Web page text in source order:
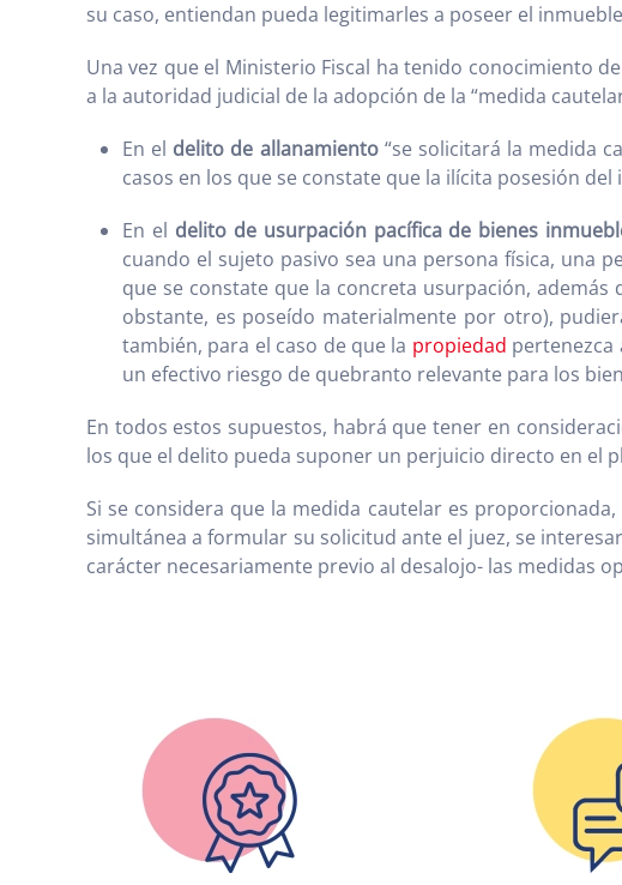
su caso, entiendan pueda legitimarles a poseer el
Una vez que el Ministerio Fiscal ha tenido conocimiento
a la autoridad judicial de la adopción de la “medida
En el delito de allanamiento“se solicitará la medida
casos en los que se constate que la ilícita posesión
En el delito de usurpación pacífica de bienes
cuando el sujeto pasivo sea una persona física, una
que se constate que la concreta usurpación,
obstante, es poseído materialmente por otro),
también, para el caso de que la propiedad pertenezca
un efectivo riesgo de quebranto relevante para los
En todos estos supuestos, habrá que tener en
los que el delito pueda suponer un perjuicio directo en el
Si se considera que la medida cautelar es
simultánea a formular su solicitud ante el juez, se
carácter necesariamente previo al desalojo- las medidas